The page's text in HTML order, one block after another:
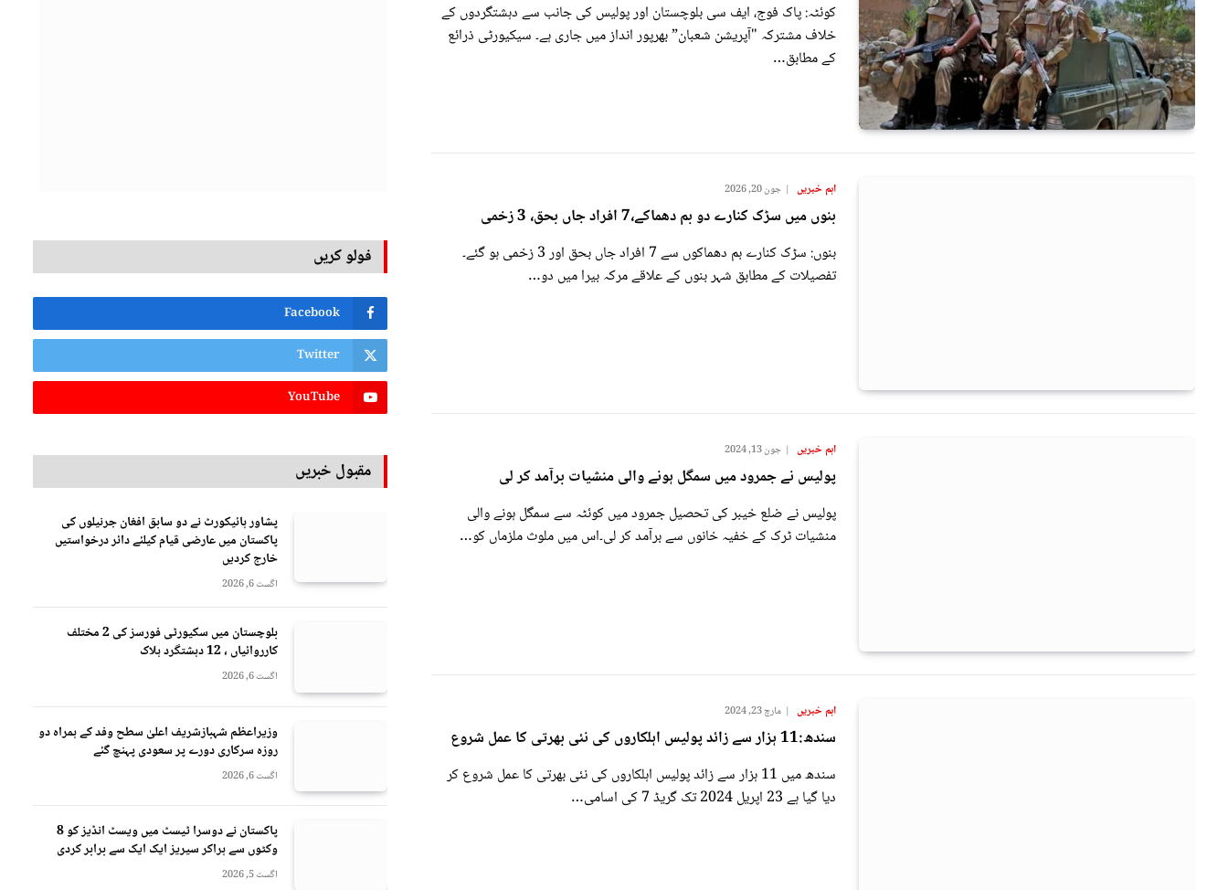
کوئٹہ: پاک فوج، ایف سی بلوچستان اور پولیس کی جانب سے دہشتگردوں کے
خلاف مشترکہ "آپریشن شعبان” بھرپور انداز میں جاری ہے۔ سیکیورٹی ذرائع
کے مطابق…
اہم خبریں جون 20, 2026
بنوں میں سڑک کنارے دو بم دھماکے،7 افراد جاں بحق، 3 زخمی
بنوں: سڑک کنارے بم دھماکوں سے 7 افراد جاں بحق اور 3 زخمی ہو گئے۔
تفصیلات کے مطابق شہر بنوں کے علاقے مرکہ بیرا میں دو…
اہم خبریں جون 13, 2024
پولیس نے جمرود میں سمگل ہونے والی منشیات برآمد کر لی
پولیس نے ضلع خیبر کی تحصیل جمرود میں کوئٹہ سے سمگل ہونے والی
منشیات ٹرک کے خفیہ خانوں سے برآمد کر لی۔اس میں ملوث ملزماں کو…
اہم خبریں مارچ 23, 2024
سندھ:11 ہزار سے زائد پولیس اہلکاروں کی نئی بھرتی کا عمل شروع
سندھ میں 11 ہزار سے زائد پولیس اہلکاروں کی نئی بھرتی کا عمل شروع کر
دیا گیا ہے 23 اپریل 2024 تک گریڈ 7 کی اسامی…
فولو کریں
Facebook
Twitter
YouTube
مقبول خبریں
پشاور ہائیکورٹ نے دو سابق افغان جرنیلوں کی
پاکستان میں عارضی قیام کیلئے دائر درخواستیں
خارج کردیں
اگست 6, 2026
بلوچستان میں سکیورٹی فورسز کی 2 مختلف
کارروائیاں ، 12 دہشتگرد ہلاک
اگست 6, 2026
وزیراعظم شہبازشریف اعلیٰ سطح وفد کے ہمراہ دو
روزه سرکاری دورے پر سعودی پہنچ گئے
اگست 6, 2026
پاکستان نے دوسرا ٹیسٹ میں ویسٹ انڈیز کو 8
وکٹوں سے ہراکر سیریز ایک ایک سے برابر کردی
اگست 5, 2026